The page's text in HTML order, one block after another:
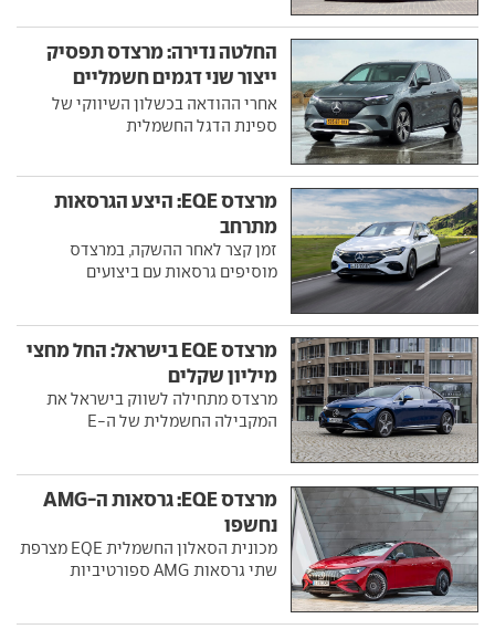
החלטה נדירה: מרצדס תפסיק
ייצור שני דגמים חשמליים
חשובים
אחרי ההודאה בכשלון השיווקי של
ספינת הדגל החשמלית
מרצדס EQE: היצע הגרסאות
מתרחב
זמן קצר לאחר ההשקה, במרצדס
מוסיפים גרסאות עם ביצועים
מרצדס EQE בישראל: החל מחצי
מיליון שקלים
מרצדס מתחילה לשווק בישראל את
המקבילה החשמלית של ה-E
מרצדס EQE: גרסאות ה-AMG
נחשפו
מכונית הסאלון החשמלית EQE מצרפת
שתי גרסאות AMG ספורטיביות